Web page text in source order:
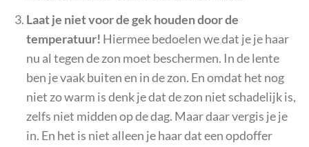
Laat je niet voor de gek houden door de
temperatuur! Hiermee bedoelen we dat je je haar
nu al tegen de zon moet beschermen. In de lente
ben je vaak buiten en in de zon. En omdat het nog
niet zo warm is denk je dat de zon niet schadelijk is,
zelfs niet midden op de dag. Maar daar vergis je je
in. En het is niet alleen je haar dat een opdoffer